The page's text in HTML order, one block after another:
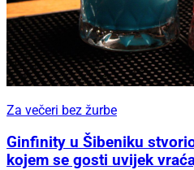
Za večeri bez žurbe
Ginfinity u Šibeniku
kojem se gosti uvijek